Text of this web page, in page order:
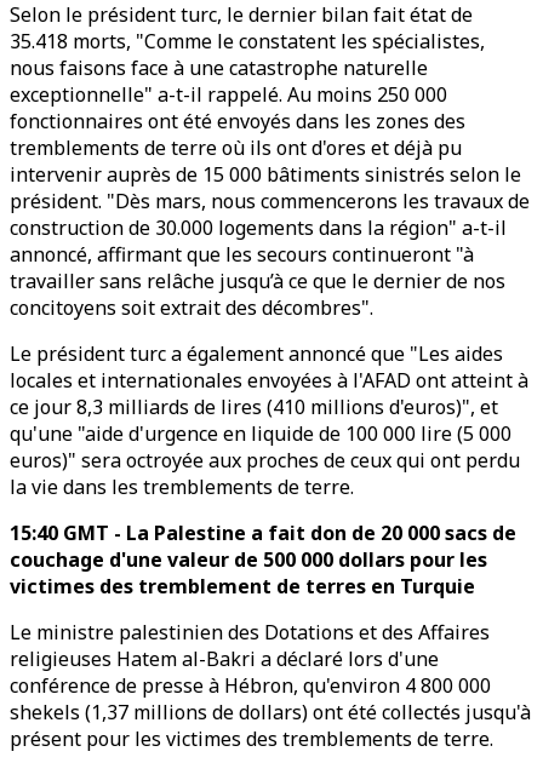
Selon le président turc, le dernier bilan fait état de
35.418 morts, "Comme le constatent les spécialistes,
nous faisons face à une catastrophe naturelle
exceptionnelle" a-t-il rappelé. Au moins 250 000
fonctionnaires ont été envoyés dans les zones des
tremblements de terre où ils ont d'ores et déjà pu
intervenir auprès de 15 000 bâtiments sinistrés selon le
président. "Dès mars, nous commencerons les travaux de
construction de 30.000 logements dans la région" a-t-il
annoncé, affirmant que les secours continueront "à
travailler sans relâche jusqu’à ce que le dernier de nos
concitoyens soit extrait des décombres".
Le président turc a également annoncé que "Les aides
locales et internationales envoyées à l'AFAD ont atteint à
ce jour 8,3 milliards de lires (410 millions d'euros)", et
qu'une "aide d'urgence en liquide de 100 000 lire (5 000
euros)" sera octroyée aux proches de ceux qui ont perdu
la vie dans les tremblements de terre.
15:40 GMT - La Palestine a fait don de 20 000 sacs de
couchage d'une valeur de 500 000 dollars pour les
victimes des tremblement de terres en Turquie
Le ministre palestinien des Dotations et des Affaires
religieuses Hatem al-Bakri a déclaré lors d'une
conférence de presse à Hébron, qu'environ 4 800 000
shekels (1,37 millions de dollars) ont été collectés jusqu'à
présent pour les victimes des tremblements de terre.